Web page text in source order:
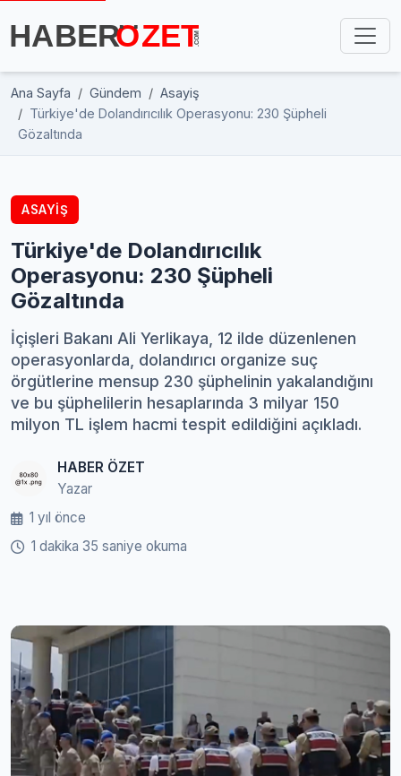
Ana Sayfa Gündem
Asayiş
Türkiye'de Dolandırıcılık Operasyonu: 230 Şüpheli
Gözaltında
ASAYIŞ
Türkiye'de Dolandırıcılık
Operasyonu: 230 Şüpheli
Gözaltında
İçişleri Bakanı Ali Yerlikaya, 12 ilde düzenlenen
operasyonlarda, dolandırıcı organize suç
örgütlerine mensup 230 şüphelinin yakalandığını
ve bu şüphelilerin hesaplarında 3 milyar 150
milyon TL işlem hacmi tespit edildiğini açıkladı.
HABER ÖZET
Yazar
1 yıl önce
1 dakika 35 saniye okuma